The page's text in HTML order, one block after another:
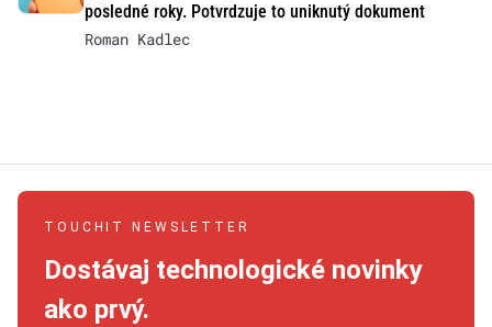
posledné roky. Potvrdzuje to uniknutý dokument
Roman Kadlec
TOUCHIT NEWSLETTER
Dostávaj technologické novinky
ako prvý.